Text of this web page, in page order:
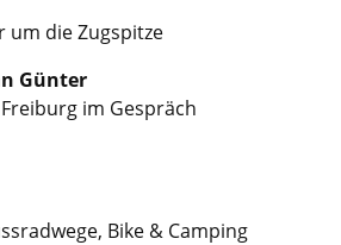
die Zugspitze
Günter
im Gespräch
Bike & Camping